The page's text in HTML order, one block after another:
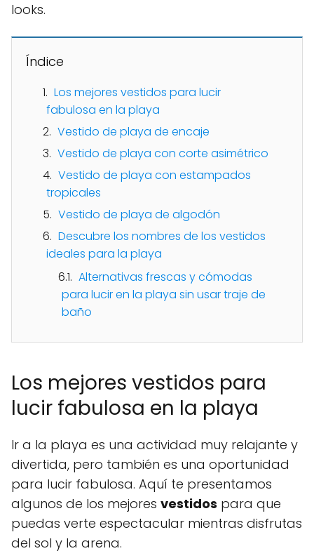
looks.
Índice
Los mejores vestidos para lucir
fabulosa en la playa
Vestido de playa de encaje
Vestido de playa con corte asimétrico
Vestido de playa con estampados
tropicales
Vestido de playa de algodón
Descubre los nombres de los vestidos
ideales para la playa
Alternativas frescas y cómodas
para lucir en la playa sin usar traje de
baño
Los mejores vestidos para
lucir fabulosa en la playa
Ir a la playa es una actividad muy relajante y
divertida, pero también es una oportunidad
para lucir fabulosa. Aquí te presentamos
algunos de los mejores vestidos para que
puedas verte espectacular mientras disfrutas
del sol y la arena.